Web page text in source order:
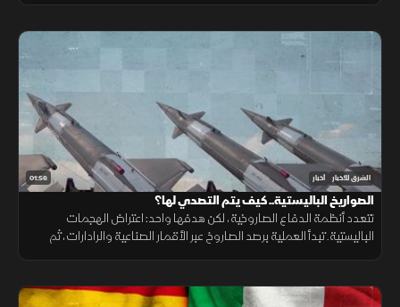
01:56 الشرق للأخبار أخبار
الصواريخ الباليستية.. كيف يتم التصدي لها؟
تتعدد أنظمة الدفاع الصاروخية، لكن هدفها واحد: اعتراض الهجمات
الباليستية. تبدأ العملية برصد الصاروخ عبر الأقمار الصناعية والرادارات، ثم